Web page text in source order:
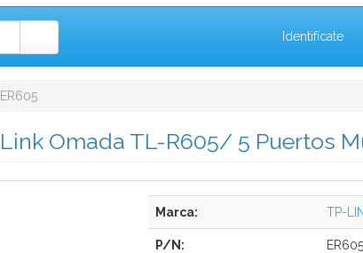
Identifícate
Omada TL-R605/ 5 Puertos
Marca: TP-
P/N: ER605